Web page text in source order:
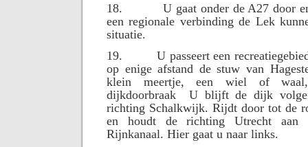
18.
U gaat onder de A27 door
een regionale verbinding de Lek
situatie.
19.
U passeert een
op enige afstand de stuw van
klein meertje, een wiel of
dijkdoorbraak
U blijft de dijk
richting Schalkwijk. Rijdt door tot de
en houdt de richting Utrecht aan
Rijnkanaal. Hier gaat u naar links.